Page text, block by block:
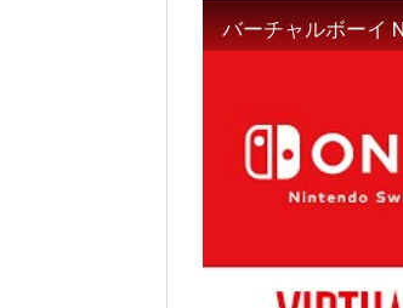
バーチャルボーイ